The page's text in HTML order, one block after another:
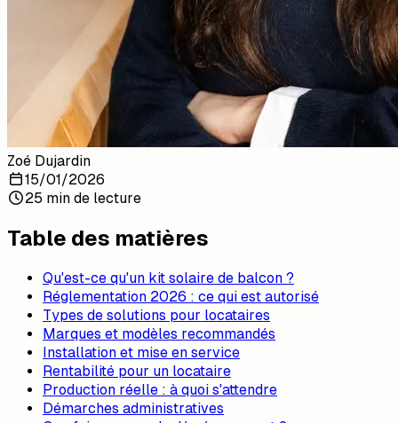
Zoé Dujardin
15/01/2026
25 min de lecture
Table des matières
Qu'est-ce qu'un kit solaire de balcon ?
Réglementation 2026 : ce qui est autorisé
Types de solutions pour locataires
Marques et modèles recommandés
Installation et mise en service
Rentabilité pour un locataire
Production réelle : à quoi s'attendre
Démarches administratives